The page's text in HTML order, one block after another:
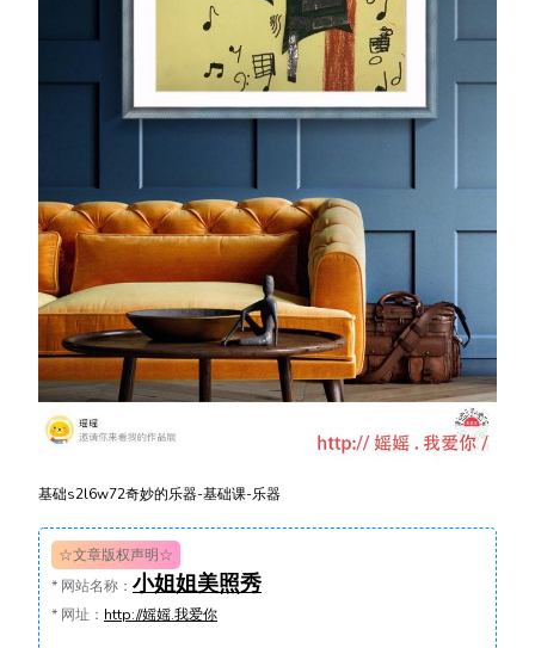
基础s2l6w72奇妙的乐器-基础课-乐器
☆文章版权声明☆
* 网站名称： 小姐姐美照秀
* 网址： http://媱媱.我爱你